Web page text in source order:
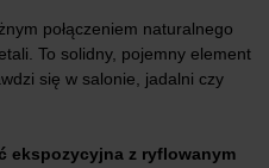
połączeniem naturalnego
To solidny, pojemny element
się w salonie, jadalni czy
ekspozycyjna z ryflowanym